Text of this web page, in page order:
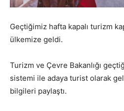
Geçtiğimiz hafta kapalı turizm
ülkemize geldi.
Turizm ve Çevre Bakanlığı
sistemi ile adaya turist olarak
bilgileri paylaştı.